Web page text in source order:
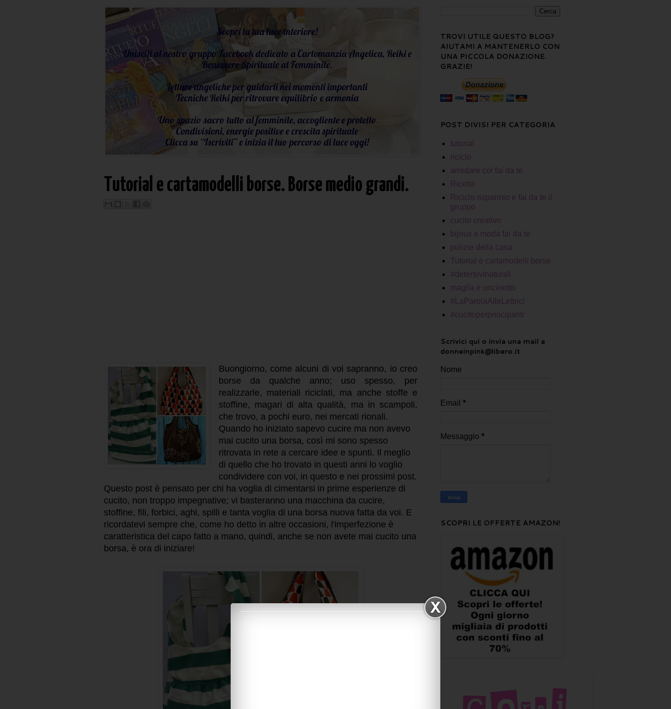
Tutorial e cartamodelli borse. Borse medio grandi.
Buongiorno, come alcuni di voi sapranno, io creo
borse da qualche anno; uso spesso, per
realizzarle, materiali riciclati, ma anche stoffe e
stoffine, magari di alta qualità, ma in scampoli,
che trovo, a pochi euro, nei mercati rionali.
Quando ho iniziato sapevo cucire ma non avevo
mai cucito una borsa, così mi sono spesso
ritrovata in rete a cercare idee e spunti. Il meglio
di quello che ho trovato in questi anni lo voglio
condividere con voi, in questo e nei prossimi post.
Questo post è pensato per chi ha voglia di cimentarsi in prime esperienze di
cucito, non troppo impegnative; vi basteranno una macchina da cucire,
stoffine, fili, forbici, aghi, spilli e tanta voglia di una borsa nuova fatta da voi. E
ricordatevi sempre che, come ho detto in altre occasioni, l'imperfezione è
caratteristica del capo fatto a mano, quindi, anche se non avete mai cucito una
borsa, è ora di iniziare!
TROVI UTILE QUESTO BLOG?
AIUTAMI A MANTENERLO CON
UNA PICCOLA DONAZIONE.
GRAZIE!
POST DIVISI PER CATEGORIA
tutorial
riciclo
arredare col fai da te
Ricette
Riciclo risparmio e fai da te il
gruppo
cucito creativo
bijoux e moda fai da te
pulizie della casa
Tutorial e cartamodelli borse
#detersivinaturali
maglia e uncinetto
#LaParolaAlleLettrici
#cucitoperprincipanti
Scrivici qui o invia una mail a
donneinpink@libero.it
Nome
Email *
Messaggio *
SCOPRI LE OFFERTE AMAZON!